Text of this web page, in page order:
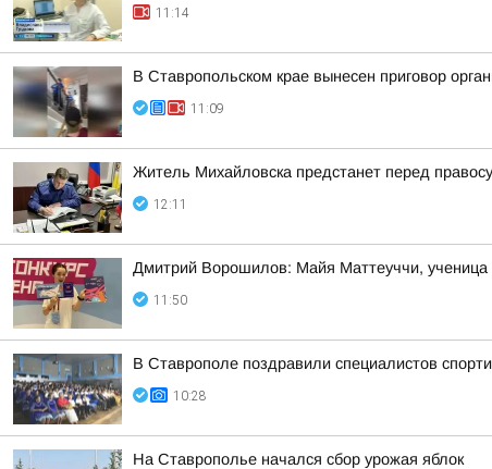
11:14
В Ставропольском крае вынесен приговор
11:09
Житель Михайловска предстанет перед
12:11
Дмитрий Ворошилов: Майя Маттеуччи, ученица
11:50
В Ставрополе поздравили специалистов
10:28
На Ставрополье начался сбор урожая яблок